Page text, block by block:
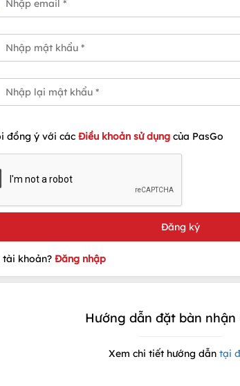
đồng ý với các Điều khoản sử dụng của PasGo
khoản? Đăng nhập
Hướng dẫn đặt bàn nhận
Xem chi tiết hướng dẫn tại